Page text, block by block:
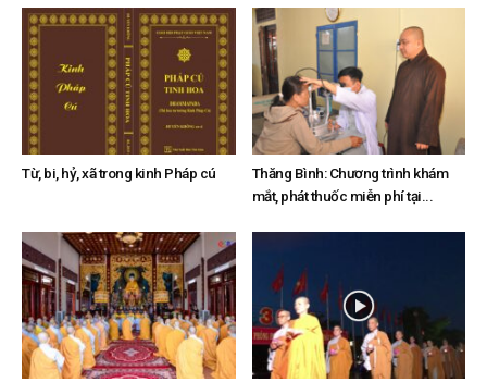
Từ, bi, hỷ, xã trong kinh Pháp cú
Thăng Bình: Chương trình khám
mắt, phát thuốc miễn phí tại...